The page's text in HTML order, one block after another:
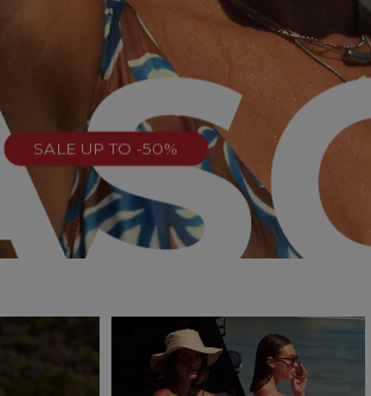
SALE UP TO -50%